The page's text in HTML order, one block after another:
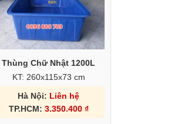
Thùng Chữ Nhật 1200L
KT: 260x115x73 cm
Hà Nội: Liên hệ
TP.HCM: 3.350.400 ₫